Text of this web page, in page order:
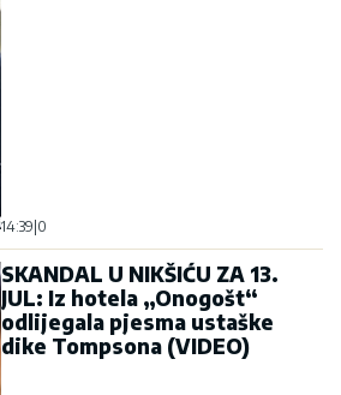
14:39 0
SKANDAL U NIKŠIĆU ZA 13.
JUL: Iz hotela „Onogošt“
odlijegala pjesma ustaške
dike Tompsona (VIDEO)